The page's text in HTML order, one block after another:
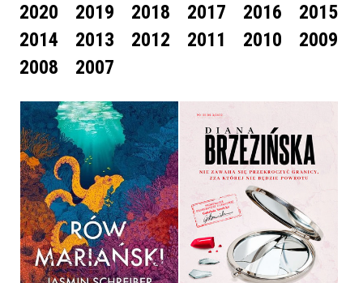
2020
2019 2018 2017 2016
2015
2014
2013 2012 2011 2010
2009
2008
2007
RÓW MARIAŃSKI
JASMIN SCHREIBER
OPRAWA TWARDA
NIE WYGRASZ ZE MNĄ
DIANA BRZEZIŃSKA
OPRAWA MIĘKKA